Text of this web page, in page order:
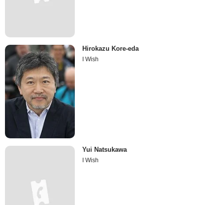
Hirokazu Kore-eda
I Wish
Yui Natsukawa
I Wish